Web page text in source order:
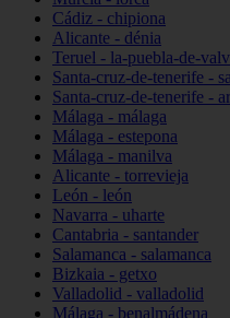
Cádiz - chipiona
Alicante - dénia
Teruel - la-puebla-de-
Santa-cruz-de-tenerife -
Santa-cruz-de-tenerife -
Málaga - málaga
Málaga - estepona
Málaga - manilva
Alicante - torrevieja
León - león
Navarra - uharte
Cantabria - santander
Salamanca - salamanca
Bizkaia - getxo
Valladolid - valladolid
Málaga - benalmádena